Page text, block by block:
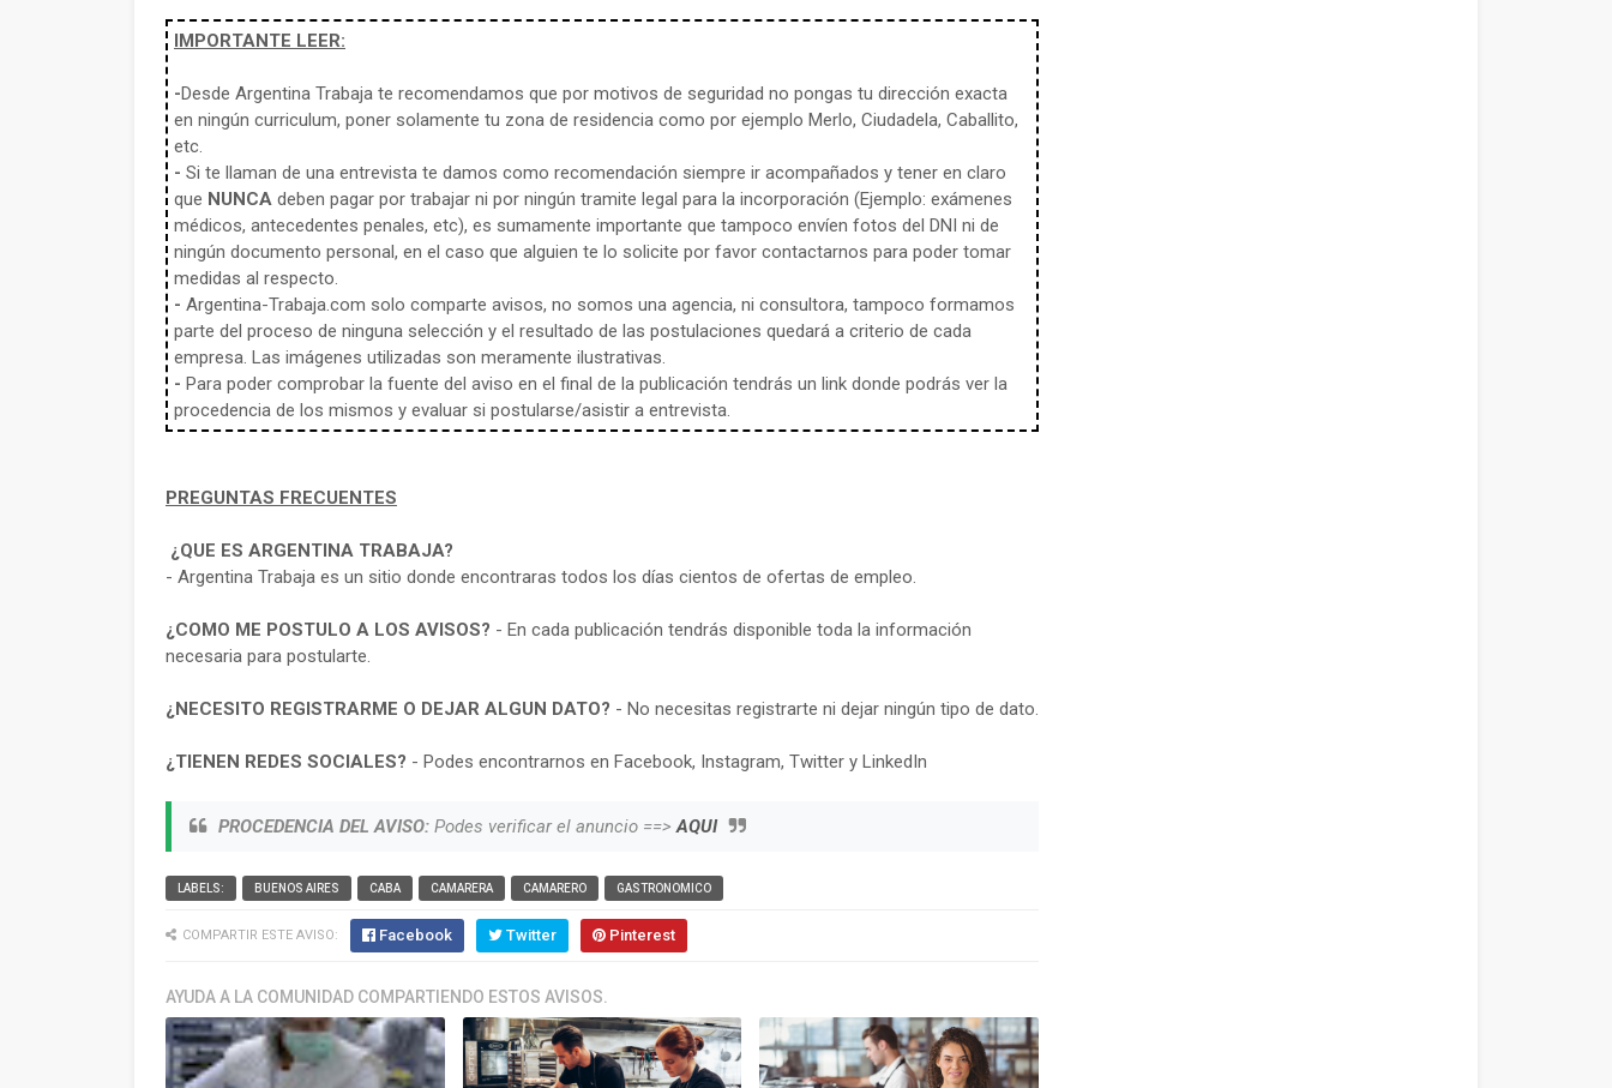
IMPORTANTE LEER:
-Desde Argentina Trabaja te recomendamos que por motivos de seguridad no pongas tu dirección exacta
en ningún curriculum, poner solamente tu zona de residencia como por ejemplo Merlo, Ciudadela, Caballito,
etc.
- Si te llaman de una entrevista te damos como recomendación siempre ir acompañados y tener en claro
que NUNCA deben pagar por trabajar ni por ningún tramite legal para la incorporación (Ejemplo: exámenes
médicos, antecedentes penales, etc), es sumamente importante que tampoco envíen fotos del DNI ni de
ningún documento personal, en el caso que alguien te lo solicite por favor contactarnos para poder tomar
medidas al respecto.
- Argentina-Trabaja.com solo comparte avisos, no somos una agencia, ni consultora, tampoco formamos
parte del proceso de ninguna selección y el resultado de las postulaciones quedará a criterio de cada
empresa. Las imágenes utilizadas son meramente ilustrativas.
- Para poder comprobar la fuente del aviso en el final de la publicación tendrás un link donde podrás ver la
procedencia de los mismos y evaluar si postularse/asistir a entrevista.
PREGUNTAS FRECUENTES
¿QUE ES ARGENTINA TRABAJA?
- Argentina Trabaja es un sitio donde encontraras todos los días cientos de ofertas de empleo.
¿COMO ME POSTULO A LOS AVISOS? - En cada publicación tendrás disponible toda la información
necesaria para postularte.
¿NECESITO REGISTRARME O DEJAR ALGUN DATO? - No necesitas registrarte ni dejar ningún tipo de dato.
¿TIENEN REDES SOCIALES? - Podes encontrarnos en Facebook, Instagram, Twitter y LinkedIn
PROCEDENCIA DEL AVISO: Podes verificar el anuncio ==>AQUI
LABELS: BUENOS AIRES CABA CAMARERA CAMARERO GASTRONOMICO
COMPARTIR ESTE AVISO: Facebook Twitter Pinterest
AYUDA A LA COMUNIDAD COMPARTIENDO ESTOS AVISOS.